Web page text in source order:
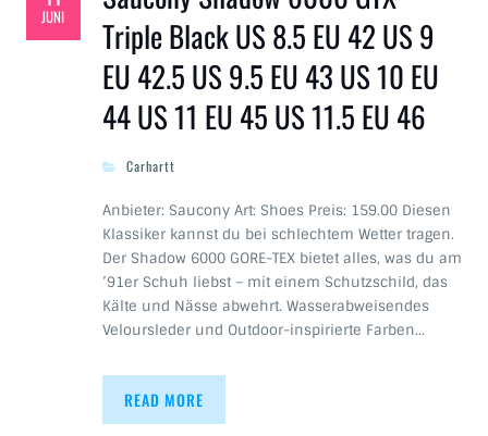
JUNI
Triple Black US 8.5 EU 42 US 9
EU 42.5 US 9.5 EU 43 US 10 EU
44 US 11 EU 45 US 11.5 EU 46
Carhartt
Anbieter: Saucony Art: Shoes Preis: 159.00 Diesen
Klassiker kannst du bei schlechtem Wetter tragen.
Der Shadow 6000 GORE-TEX bietet alles, was du am
’91er Schuh liebst – mit einem Schutzschild, das
Kälte und Nässe abwehrt. Wasserabweisendes
Veloursleder und Outdoor-inspirierte Farben…
READ MORE